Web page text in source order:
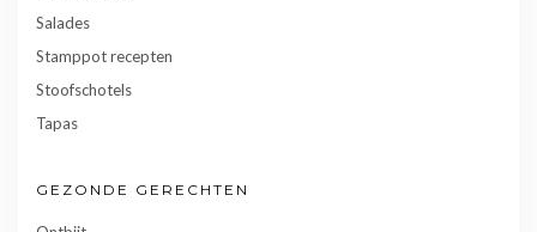
Salades
Stamppot recepten
Stoofschotels
Tapas
GEZONDE GERECHTEN